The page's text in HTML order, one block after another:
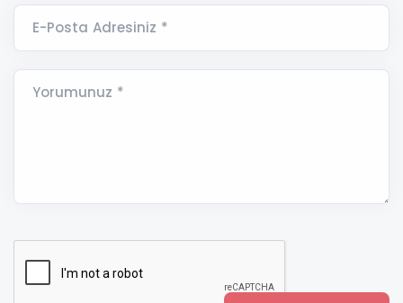
E-Posta Adresiniz *
Yorumunuz *